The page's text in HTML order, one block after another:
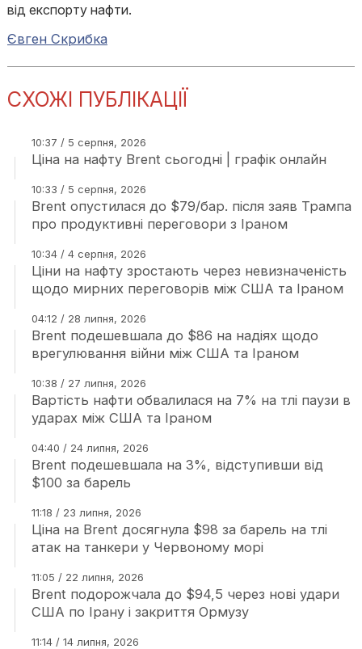
від експорту нафти.
Євген Скрибка
СХОЖІ ПУБЛІКАЦІЇ
10:37 / 5 серпня, 2026
Ціна на нафту Brent сьогодні | графік онлайн
10:33 / 5 серпня, 2026
Brent опустилася до $79/бар. після заяв Трампа
про продуктивні переговори з Іраном
10:34 / 4 серпня, 2026
Ціни на нафту зростають через невизначеність
щодо мирних переговорів між США та Іраном
04:12 / 28 липня, 2026
Brent подешевшала до $86 на надіях щодо
врегулювання війни між США та Іраном
10:38 / 27 липня, 2026
Вартість нафти обвалилася на 7% на тлі паузи в
ударах між США та Іраном
04:40 / 24 липня, 2026
Brent подешевшала на 3%, відступивши від
$100 за барель
11:18 / 23 липня, 2026
Ціна на Brent досягнула $98 за барель на тлі
атак на танкери у Червоному морі
11:05 / 22 липня, 2026
Brent подорожчала до $94,5 через нові удари
США по Ірану і закриття Ормузу
11:14 / 14 липня, 2026